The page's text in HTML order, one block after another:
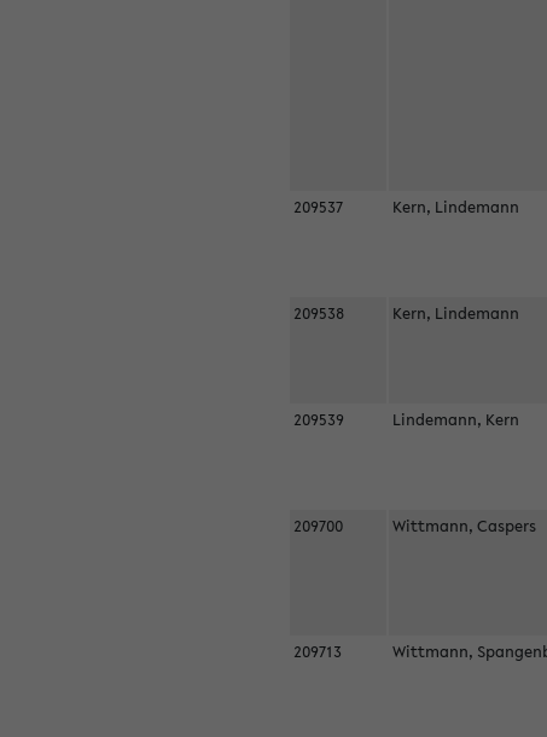
209537 Kern, Lindemann
209538 Kern, Lindemann
209539 Lindemann, Kern
209700 Wittmann, Caspers
209713 Wittmann,